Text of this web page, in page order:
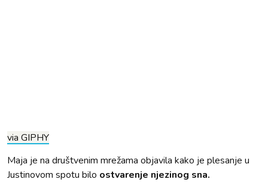
via GIPHY
Maja je na društvenim mrežama objavila kako je plesanje u
Justinovom spotu bilo ostvarenje njezinog sna.